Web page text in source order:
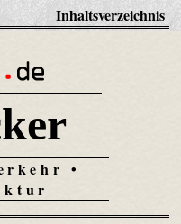
Inhaltsverzeichnis
•